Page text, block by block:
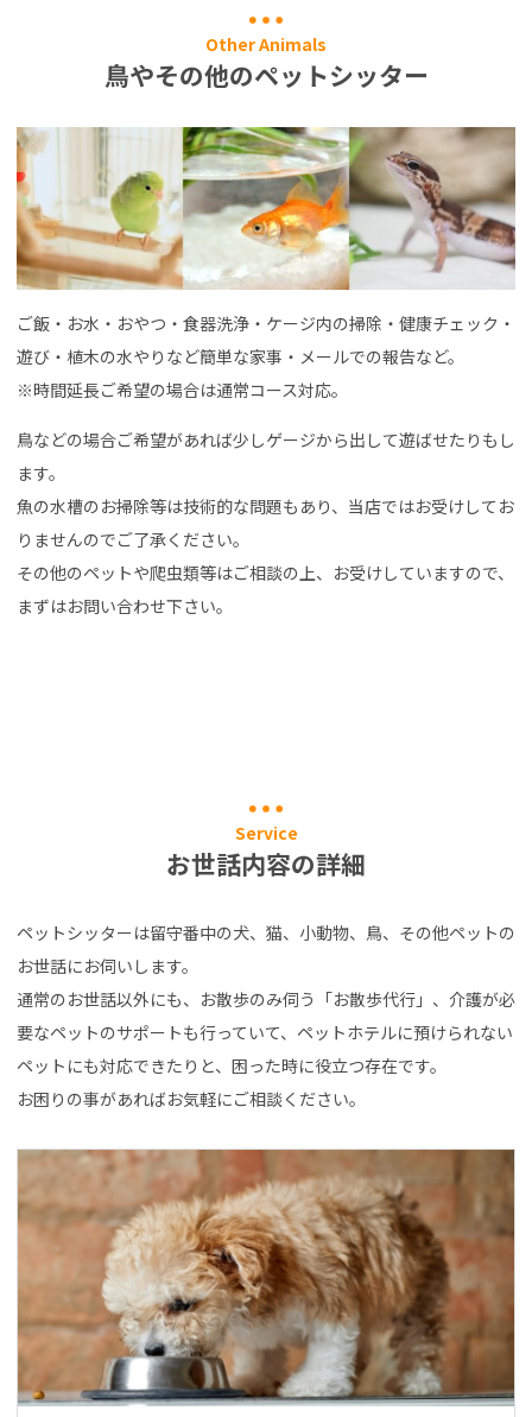
Other Animals
鳥やその他のペットシッター
ご飯・お水・おやつ・食器洗浄・ケージ内の掃除・健康チェック・
遊び・植木の水やりなど簡単な家事・メールでの報告など。
※時間延長ご希望の場合は通常コース対応。
鳥などの場合ご希望があれば少しゲージから出して遊ばせたりもし
ます。
魚の水槽のお掃除等は技術的な問題もあり、当店ではお受けしてお
りませんのでご了承ください。
その他のペットや爬虫類等はご相談の上、お受けしていますので、
まずはお問い合わせ下さい。
Service
お世話内容の詳細
ペットシッターは留守番中の犬、猫、小動物、鳥、その他ペットの
お世話にお伺いします。
通常のお世話以外にも、お散歩のみ伺う「お散歩代行」、介護が必
要なペットのサポートも行っていて、ペットホテルに預けられない
ペットにも対応できたりと、困った時に役立つ存在です。
お困りの事があればお気軽にご相談ください。